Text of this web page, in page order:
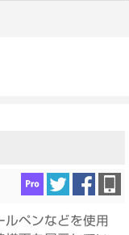
ペンなどを使用